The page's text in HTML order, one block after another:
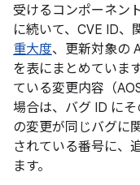
受けるコンポーネン
に続いて、CVE ID、
重大度、更新対象の
を表にまとめていま
ている変更内容（
場合は、バグ ID に
の変更が同じバグに
されている番号に、
ます。